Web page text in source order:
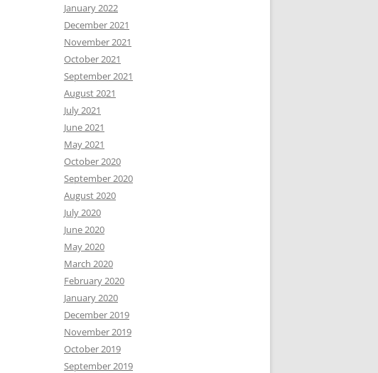
January 2022
December 2021
November 2021
October 2021
September 2021
August 2021
July 2021
June 2021
May 2021
October 2020
September 2020
August 2020
July 2020
June 2020
May 2020
March 2020
February 2020
January 2020
December 2019
November 2019
October 2019
September 2019